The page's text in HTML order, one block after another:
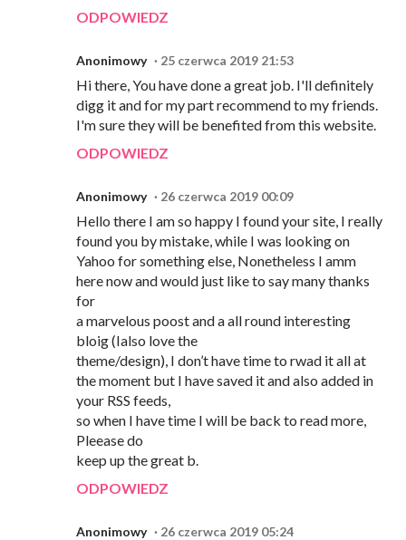
ODPOWIEDZ
Anonimowy 25 czerwca 2019 21:53
Hi there, You have done a great job. I'll definitely
digg it and for my part recommend to my friends.
I'm sure they will be benefited from this website.
ODPOWIEDZ
Anonimowy 26 czerwca 2019 00:09
Hello there I am so happy I found your site, I really
found you by mistake, while I was looking on
Yahoo for something else, Nonetheless I amm
here now and would just like to say many thanks
for
a marvelous poost and a all round interesting
bloig (Ialso love the
theme/design), I don’t have time to rwad it all at
the moment but I have saved it and also added in
your RSS feeds,
so when I have time I will be back to read more,
Pleease do
keep up the great b.
ODPOWIEDZ
Anonimowy 26 czerwca 2019 05:24